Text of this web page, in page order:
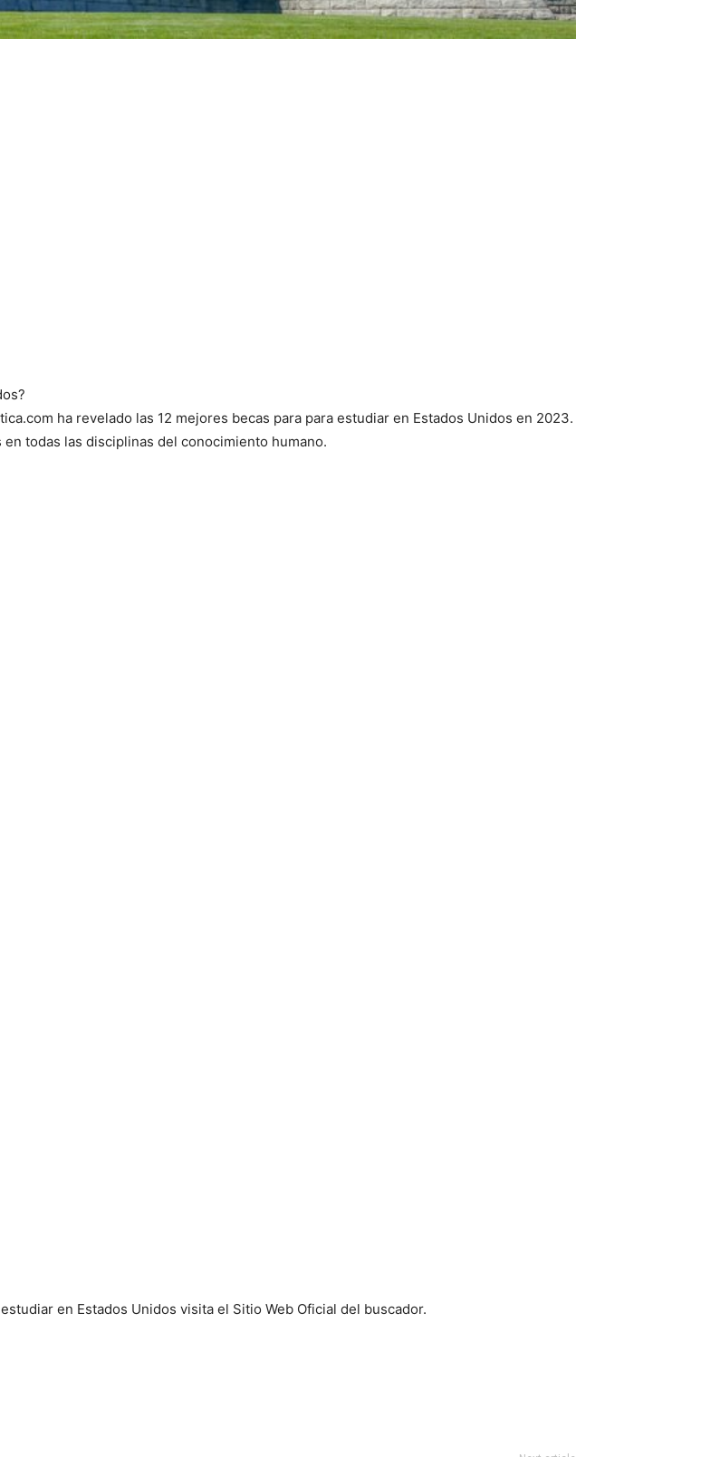
ha revelado las 12 mejores becas para para estudiar en Estados Unidos en 2023.
todas las disciplinas del conocimiento humano.
en Estados Unidos visita el Sitio Web Oficial del buscador.
para descubrir
todos los días